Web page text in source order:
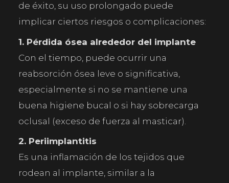
de éxito, su uso prolongado puede
implicar ciertos riesgos o complicaciones:
1. Pérdida ósea alrededor del implante
Con el tiempo, puede ocurrir una
reabsorción ósea leve o significativa,
especialmente si no se mantiene una
buena higiene bucal o si hay sobrecarga
oclusal (exceso de fuerza al masticar).
2. Periimplantitis
Es una inflamación de los tejidos que
rodean al implante, similar a la